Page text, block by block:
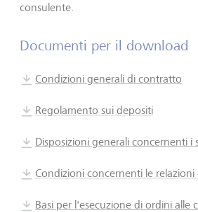
consulente.
Documenti per il download
Condizioni generali di contratto
Regolamento sui depositi
Disposizioni generali concernenti i
Condizioni concernenti le
Basi per l'esecuzione di ordini alle